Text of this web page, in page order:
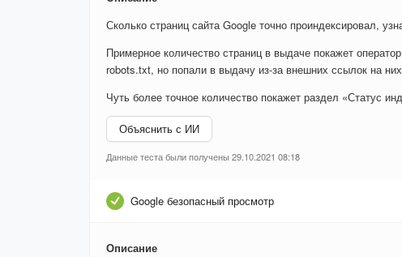
Сколько страниц сайта Google точно проиндексировал,
Примерное количество страниц в выдаче покажет
robots.txt, но попали в выдачу из-за внешних ссылок на
Чуть более точное количество покажет раздел «Статус
Объяснить с ИИ
Данные теста были получены 29.10.2021 08:18
Google безопасный просмотр
Описание